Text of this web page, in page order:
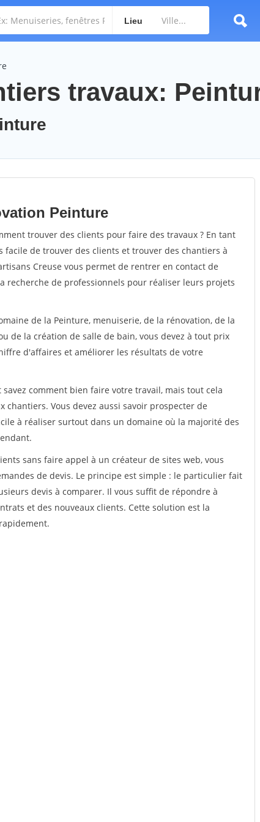
Lieu
travaux:
Peinture
trouver des clients pour faire des travaux ? En tant
de trouver des clients et trouver des chantiers à
Creuse vous permet de rentrer en contact de
recherche de professionnels pour réaliser leurs projets
de la Peinture, menuiserie, de la rénovation, de la
de la création de salle de bain, vous devez à tout prix
d'affaires et améliorer les résultats de votre
comment bien faire votre travail, mais tout cela
Vous devez aussi savoir prospecter de
à réaliser surtout dans un domaine où la majorité des
sans faire appel à un créateur de sites web, vous
de devis. Le principe est simple : le particulier fait
devis à comparer. Il vous suffit de répondre à
et des nouveaux clients. Cette solution est la